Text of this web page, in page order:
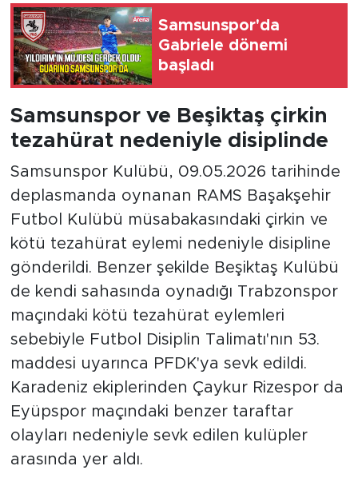
Samsunspor'da
Gabriele dönemi
başladı
Samsunspor ve Beşiktaş çirkin
tezahürat nedeniyle disiplinde
Samsunspor Kulübü, 09.05.2026 tarihinde
deplasmanda oynanan RAMS Başakşehir
Futbol Kulübü müsabakasındaki çirkin ve
kötü tezahürat eylemi nedeniyle disipline
gönderildi. Benzer şekilde Beşiktaş Kulübü
de kendi sahasında oynadığı Trabzonspor
maçındaki kötü tezahürat eylemleri
sebebiyle Futbol Disiplin Talimatı'nın 53.
maddesi uyarınca PFDK'ya sevk edildi.
Karadeniz ekiplerinden Çaykur Rizespor da
Eyüpspor maçındaki benzer taraftar
olayları nedeniyle sevk edilen kulüpler
arasında yer aldı.